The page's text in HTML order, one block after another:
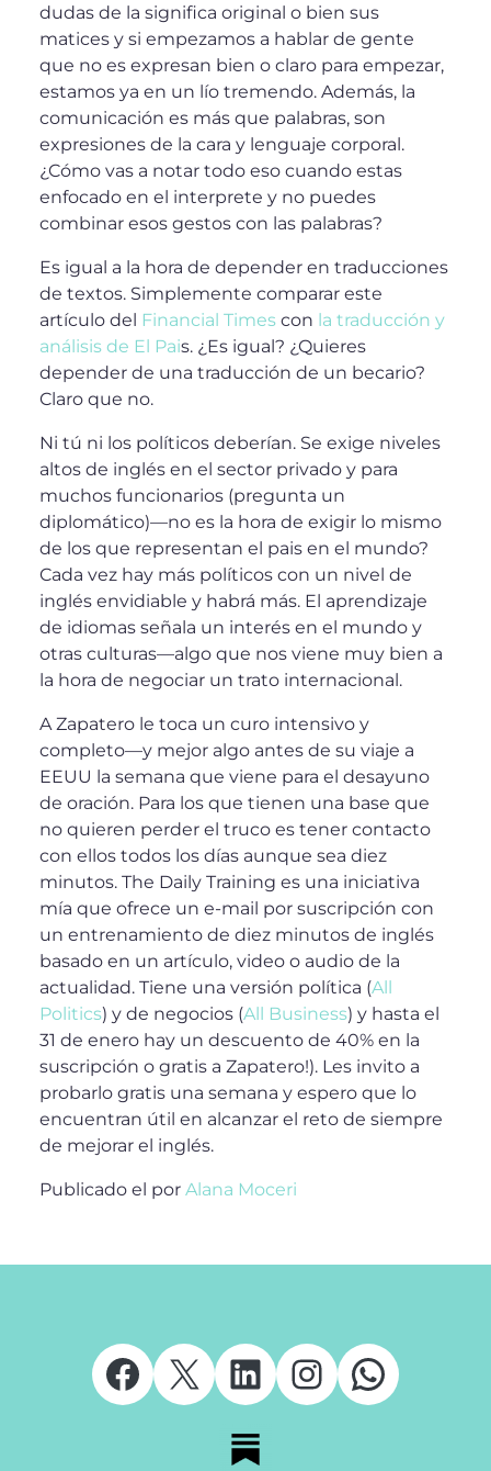
dudas de la significa original o bien sus
matices y si empezamos a hablar de gente
que no es expresan bien o claro para empezar,
estamos ya en un lío tremendo. Además, la
comunicación es más que palabras, son
expresiones de la cara y lenguaje corporal.
¿Cómo vas a notar todo eso cuando estas
enfocado en el interprete y no puedes
combinar esos gestos con las palabras?
Es igual a la hora de depender en traducciones
de textos. Simplemente comparar este
artículo del Financial Times con la traducción y
análisis de El Pais. ¿Es igual? ¿Quieres
depender de una traducción de un becario?
Claro que no.
Ni tú ni los políticos deberían. Se exige niveles
altos de inglés en el sector privado y para
muchos funcionarios (pregunta un
diplomático)—no es la hora de exigir lo mismo
de los que representan el pais en el mundo?
Cada vez hay más políticos con un nivel de
inglés envidiable y habrá más. El aprendizaje
de idiomas señala un interés en el mundo y
otras culturas—algo que nos viene muy bien a
la hora de negociar un trato internacional.
A Zapatero le toca un curo intensivo y
completo—y mejor algo antes de su viaje a
EEUU la semana que viene para el desayuno
de oración. Para los que tienen una base que
no quieren perder el truco es tener contacto
con ellos todos los días aunque sea diez
minutos. The Daily Training es una iniciativa
mía que ofrece un e-mail por suscripción con
un entrenamiento de diez minutos de inglés
basado en un artículo, video o audio de la
actualidad. Tiene una versión política (All
Politics) y de negocios (All Business) y hasta el
31 de enero hay un descuento de 40% en la
suscripción o gratis a Zapatero!). Les invito a
probarlo gratis una semana y espero que lo
encuentran útil en alcanzar el reto de siempre
de mejorar el inglés.
Publicado el por Alana Moceri
Facebook
X LinkedIn
Instagram